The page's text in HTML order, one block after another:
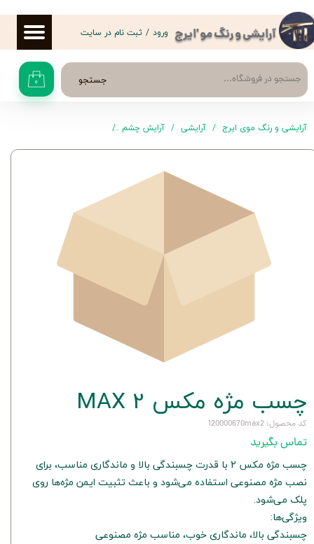
آرایشی و رنگ مو 'ایرج
جستجو ۰
ورود / ثبت نام در سایت
حساب کاربری من
تغییر گذر واژه
سفارشات
خروج از حساب کاربری
آرایشی و رنگ موی ایرج آرایشی آرایش چشم
چسب مژه مکس 2 MAX
کد محصول: 120000670max2
تماس بگیرید
چسب مژه مکس 2 با قدرت چسبندگی بالا و ماندگاری مناسب، برای
نصب مژه مصنوعی استفاده می‌شود و باعث تثبیت ایمن مژه‌ها روی
پلک می‌شود.
ویژگی‌ها:
چسبندگی بالا، ماندگاری خوب، مناسب مژه مصنوعی